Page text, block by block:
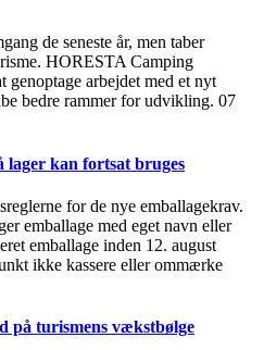
de seneste år, men taber
HORESTA Camping
arbejdet med et nyt
bedre rammer for udvikling. 07
lager kan fortsat bruges
for de nye emballagekrav.
emballage med eget navn eller
emballage inden 12. august
ikke kassere eller ommærke
på turismens vækstbølge